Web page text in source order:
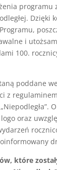
programu
Dzięki
i
100.
poddane
z
oraz
które